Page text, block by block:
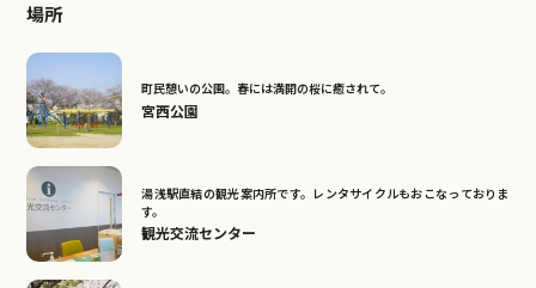
場所
町民憩いの公園。春には満開の桜に癒されて。
宮西公園
湯浅駅直結の観光案内所です。レンタサイクルもおこなっておりま
す。
観光交流センター